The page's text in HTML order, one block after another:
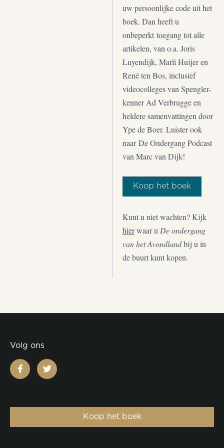
uw persoonlijke code uit het
boek. Dan heeft u
onbeperkt toegang tot alle
artikelen, van o.a. Joris
Luyendijk, Marli Huijer en
René ten Bos, inclusief
videocolleges van Spengler-
kenner Ad Verbrugge en
heldere samenvattingen door
Ype de Boer. Luister ook
naar De Ondergang Podcast
van Marc van Dijk!
Koop het boek
Kunt u niet wachten? Kijk
hierwaar u De ondergang
van het Avondlandbij u in
de buurt kunt kopen.
Volg ons
facebooktwitter
Koop het boek